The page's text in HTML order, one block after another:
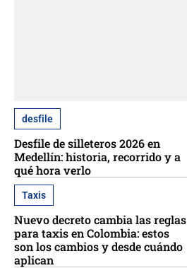
desfile
Desfile de silleteros 2026 en
Medellín: historia, recorrido y a
qué hora verlo
Taxis
Nuevo decreto cambia las reglas
para taxis en Colombia: estos
son los cambios y desde cuándo
aplican